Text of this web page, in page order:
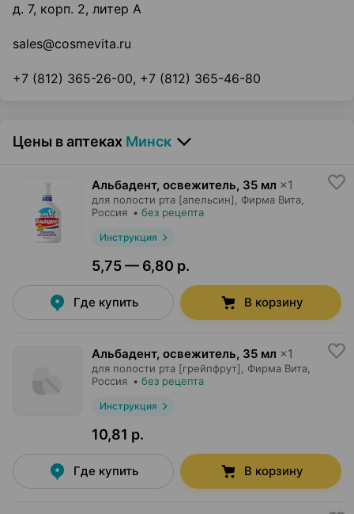
д. 7, корп. 2, литер А
sales@cosmevita.ru
+7 (812) 365-26-00, +7 (812) 365-46-80
Цены в аптеках Минск
Альбадент, освежитель, 35 мл ×1
для полости рта [апельсин], Фирма Вита,
Россия • без рецепта
Инструкция
5,75 — 6,80 р.
Где купить В корзину
Альбадент, освежитель, 35 мл ×1
для полости рта [грейпфрут], Фирма Вита,
Россия • без рецепта
Инструкция
10,81 р.
Где купить В корзину